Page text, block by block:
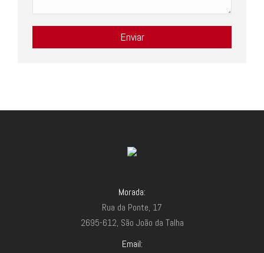
Morada:
Rua da Ponte, 17
2695-612, São João da Talha
Email: